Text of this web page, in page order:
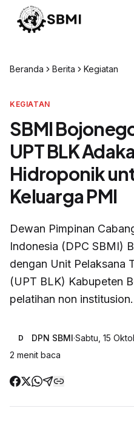
Beranda Berita Kegiatan
KEGIATAN
SBMI
UPT BLK
Hidroponik
Keluarga PMI
Dewan Pimpinan
Indonesia (DPC SBMI)
dengan Unit Pelaksana
(UPT BLK) Kabupeten
pelatihan non
D DPN SBMI·Sabtu, 15
2 menit baca